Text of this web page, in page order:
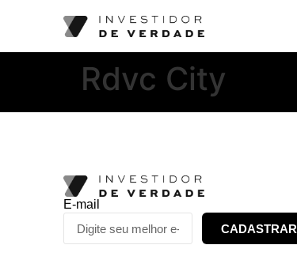
Rdvc City
E-mail
CADASTRAR